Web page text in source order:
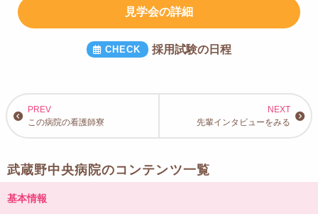
見学会の詳細
採用試験の日程
この病院の看護師寮 先輩インタビューをみる
武蔵野中央病院のコンテンツ一覧
基本情報